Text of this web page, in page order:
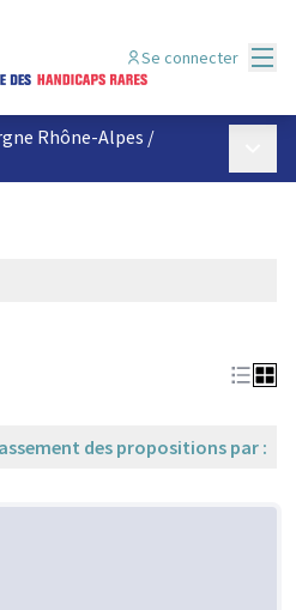
Se connecter
Rhône-Alpes /
des propositions par :